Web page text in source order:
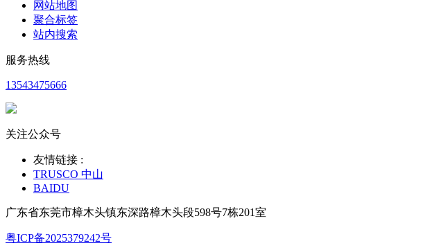
网站地图
聚合标签
站内搜索
服务热线
13543475666
关注公众号
友情链接 :
TRUSCO 中山
BAIDU
广东省东莞市樟木头镇东深路樟木头段598号7栋201室
粤ICP备2025379242号